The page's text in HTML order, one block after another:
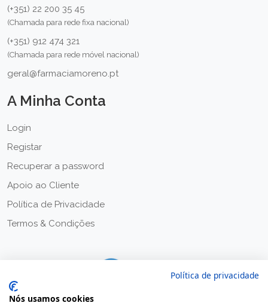
(+351) 22 200 35 45
(Chamada para rede fixa nacional)
(+351) 912 474 321
(Chamada para rede móvel nacional)
geral@farmaciamoreno.pt
A Minha Conta
Login
Registar
Recuperar a password
Apoio ao Cliente
Política de Privacidade
Termos & Condições
Política de privacidade
Nós usamos cookies